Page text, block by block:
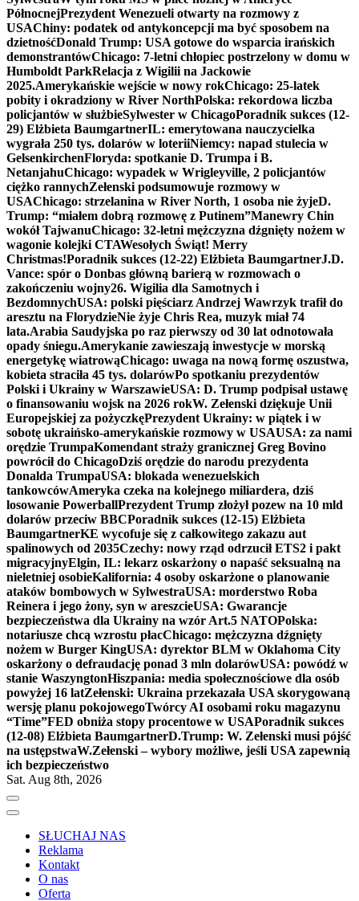
PółnocnejPrezydent Wenezueli otwarty na rozmowy z
USAChiny: podatek od antykoncepcji ma być sposobem na
dzietnośćDonald Trump: USA gotowe do wsparcia irańskich
demonstrantówChicago: 7-letni chłopiec postrzelony w domu w
Humboldt ParkRelacja z Wigilii na Jackowie
2025.Amerykańskie wejście w nowy rokChicago: 25-latek
pobity i okradziony w River NorthPolska: rekordowa liczba
policjantów w służbieSylwester w ChicagoPoradnik sukces (12-
29) Elżbieta BaumgartnerIL: emerytowana nauczycielka
wygrała 250 tys. dolarów w loteriiNiemcy: napad stulecia w
GelsenkirchenFloryda: spotkanie D. Trumpa i B.
NetanjahuChicago: wypadek w Wrigleyville, 2 policjantów
ciężko rannychZełenski podsumowuje rozmowy w
USAChicago: strzelanina w River North, 1 osoba nie żyjeD.
Trump: “miałem dobrą rozmowę z Putinem”Manewry Chin
wokół TajwanuChicago: 32-letni mężczyzna dźgnięty nożem w
wagonie kolejki CTAWesołych Świąt! Merry
Christmas!Poradnik sukces (12-22) Elżbieta BaumgartnerJ.D.
Vance: spór o Donbas główną barierą w rozmowach o
zakończeniu wojny26. Wigilia dla Samotnych i
BezdomnychUSA: polski pięściarz Andrzej Wawrzyk trafił do
aresztu na FlorydzieNie żyje Chris Rea, muzyk miał 74
lata.Arabia Saudyjska po raz pierwszy od 30 lat odnotowała
opady śniegu.Amerykanie zawieszają inwestycje w morską
energetykę wiatrowąChicago: uwaga na nową formę oszustwa,
kobieta straciła 45 tys. dolarówPo spotkaniu prezydentów
Polski i Ukrainy w WarszawieUSA: D. Trump podpisał ustawę
o finansowaniu wojsk na 2026 rokW. Zełenski dziękuje Unii
Europejskiej za pożyczkęPrezydent Ukrainy: w piątek i w
sobotę ukraińsko-amerykańskie rozmowy w USAUSA: za nami
orędzie TrumpaKomendant straży granicznej Greg Bovino
powrócił do ChicagoDziś orędzie do narodu prezydenta
Donalda TrumpaUSA: blokada wenezuelskich
tankowcówAmeryka czeka na kolejnego miliardera, dziś
losowanie PowerballPrezydent Trump złożył pozew na 10 mld
dolarów przeciw BBCPoradnik sukces (12-15) Elżbieta
BaumgartnerKE wycofuje się z całkowitego zakazu aut
spalinowych od 2035Czechy: nowy rząd odrzucił ETS2 i pakt
migracyjnyElgin, IL: lekarz oskarżony o napaść seksualną na
nieletniej osobieKalifornia: 4 osoby oskarżone o planowanie
ataków bombowych w SylwestraUSA: morderstwo Roba
Reinera i jego żony, syn w areszcieUSA: Gwarancje
bezpieczeństwa dla Ukrainy na wzór Art.5 NATOPolska:
notariusze chcą wzrostu płacChicago: mężczyzna dźgnięty
nożem w Burger KingUSA: dyrektor BLM w Oklahoma City
oskarżony o defraudację ponad 3 mln dolarówUSA: powódź w
stanie WaszyngtonHiszpania: media społecznościowe dla osób
powyżej 16 latZełenski: Ukraina przekazała USA skorygowaną
wersję planu pokojowegoTwórcy AI osobami roku magazynu
“Time”FED obniża stopy procentowe w USAPoradnik sukces
(12-08) Elżbieta BaumgartnerD.Trump: W. Zełenski musi pójść
na ustępstwaW.Zełenski – wybory możliwe, jeśli USA zapewnią
ich bezpieczeństwo
Sat. Aug 8th, 2026
SŁUCHAJ NAS
Reklama
Kontakt
O nas
Oferta